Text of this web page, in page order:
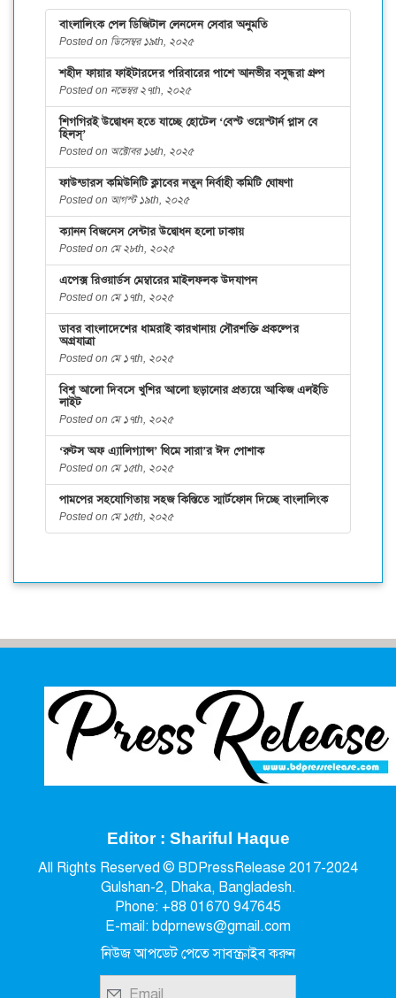
বাংলালিংক পেল ডিজিটাল লেনদেন সেবার অনুমতি
Posted on ডিসেম্বর ১৯th, ২০২৫
শহীদ ফায়ার ফাইটারদের পরিবারের পাশে আনভীর বসুন্ধরা গ্রুপ
Posted on নভেম্বর ২৭th, ২০২৫
শিগগিরই উদ্বোধন হতে যাচ্ছে হোটেল ‘বেস্ট ওয়েস্টার্ন প্লাস বে
হিলস্’
Posted on অক্টোবর ১৬th, ২০২৫
ফাউন্ডারস কমিউনিটি ক্লাবের নতুন নির্বাহী কমিটি ঘোষণা
Posted on আগস্ট ১৯th, ২০২৫
ক্যানন বিজনেস সেন্টার উদ্বোধন হলো ঢাকায়
Posted on মে ২৮th, ২০২৫
এপেক্স রিওয়ার্ডস মেম্বারের মাইলফলক উদযাপন
Posted on মে ১৭th, ২০২৫
ডাবর বাংলাদেশের ধামরাই কারখানায় সৌরশক্তি প্রকল্পের
অগ্রযাত্রা
Posted on মে ১৭th, ২০২৫
বিশ্ব আলো দিবসে খুশির আলো ছড়ানোর প্রত্যয়ে আকিজ এলইডি
লাইট
Posted on মে ১৭th, ২০২৫
‘রুটস অফ এ্যালিগ্যান্স’ থিমে সারা’র ঈদ পোশাক
Posted on মে ১৫th, ২০২৫
পামপের সহযোগিতায় সহজ কিস্তিতে স্মার্টফোন দিচ্ছে বাংলালিংক
Posted on মে ১৫th, ২০২৫
Editor : Shariful Haque
All Rights Reserved © BDPressRelease 2017-2024
Gulshan-2, Dhaka, Bangladesh.
Phone: +88 01670 947645
E-mail: bdprnews@gmail.com
নিউজ আপডেট পেতে সাবস্ক্রাইব করুন